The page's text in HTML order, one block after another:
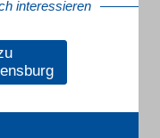
interessieren